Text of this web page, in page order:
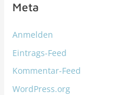
Meta
Anmelden
Eintrags-Feed
Kommentar-Feed
WordPress.org